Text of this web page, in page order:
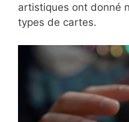
artistiques ont donné
types de cartes.